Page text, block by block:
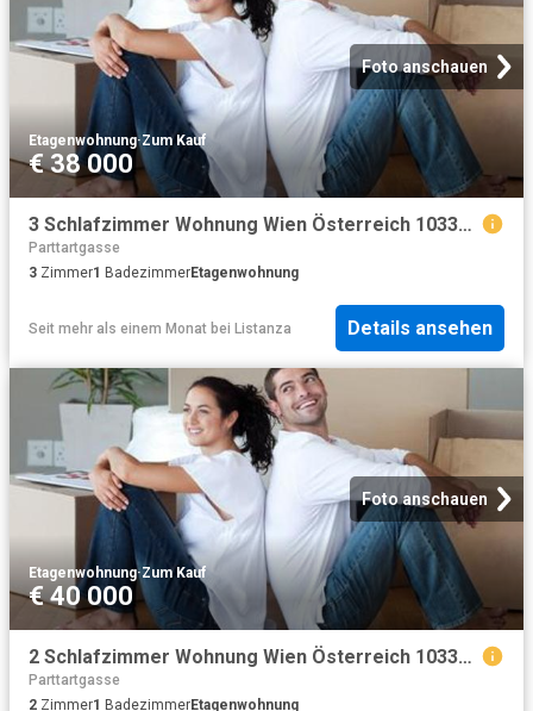
Foto anschauen
Etagenwohnung·Zum Kauf
€ 38 000
3 Schlafzimmer Wohnung Wien Österreich 103375832
Parttartgasse
3 Zimmer1 BadezimmerEtagenwohnung
Seit mehr als einem Monat bei Listanza Details ansehen
Foto anschauen
Etagenwohnung·Zum Kauf
€ 40 000
2 Schlafzimmer Wohnung Wien Österreich 103375829
Parttartgasse
2 Zimmer1 BadezimmerEtagenwohnung